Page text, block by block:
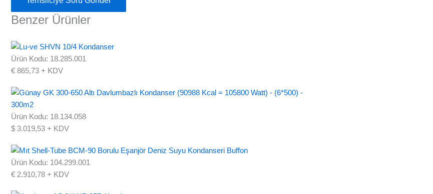
Benzer Ürünler
Ürün Kodu: 18.285.001
€ 865,73 + KDV
Ürün Kodu: 18.134.058
$ 3.019,53 + KDV
Ürün Kodu: 104.299.001
€ 2.910,78 + KDV